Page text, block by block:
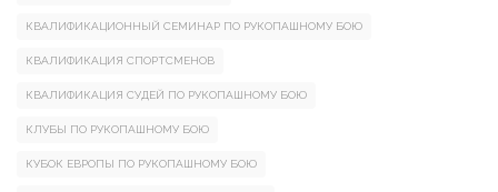
КВАЛИФИКАЦИОННЫЙ СЕМИНАР ПО РУКОПАШНОМУ БОЮ
КВАЛИФИКАЦИЯ СПОРТСМЕНОВ
КВАЛИФИКАЦИЯ СУДЕЙ ПО РУКОПАШНОМУ БОЮ
КЛУБЫ ПО РУКОПАШНОМУ БОЮ
КУБОК ЕВРОПЫ ПО РУКОПАШНОМУ БОЮ